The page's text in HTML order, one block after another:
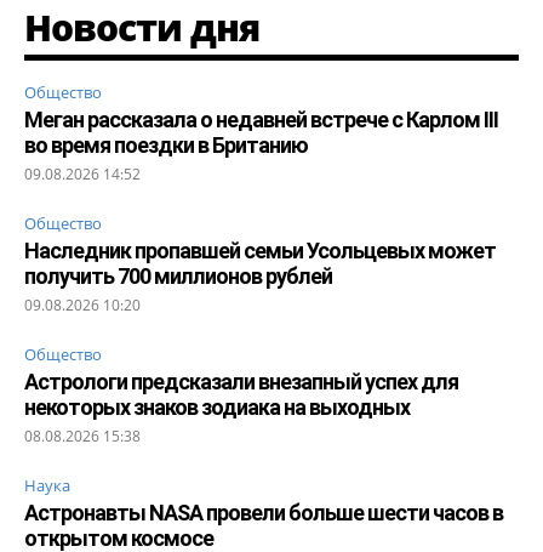
Новости дня
Общество
Меган рассказала о недавней встрече с Карлом III
во время поездки в Британию
09.08.2026 14:52
Общество
Наследник пропавшей семьи Усольцевых может
получить 700 миллионов рублей
09.08.2026 10:20
Общество
Астрологи предсказали внезапный успех для
некоторых знаков зодиака на выходных
08.08.2026 15:38
Наука
Астронавты NASA провели больше шести часов в
открытом космосе